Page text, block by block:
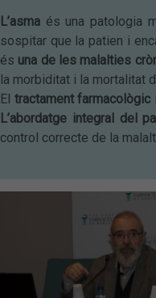
L’asmaés una patologia
sospitar que la patien i
és una de les malalties
la morbiditat i la mortalitat
El tractament farmacològic
L’abordatge integral del
control correcte de la